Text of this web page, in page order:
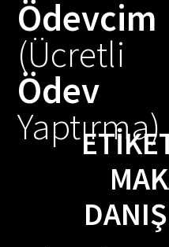
Ödevcim
(Ücretli
Ödev
Yaptırma)